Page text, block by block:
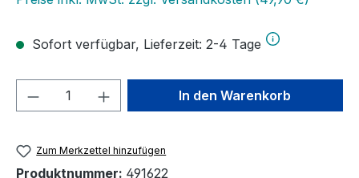
Sofort verfügbar, Lieferzeit: 2-4 Tage
Produkt Anzahl: Gib denIn den Warenkorb
Zum Merkzettel hinzufügen
Produktnummer: 491622